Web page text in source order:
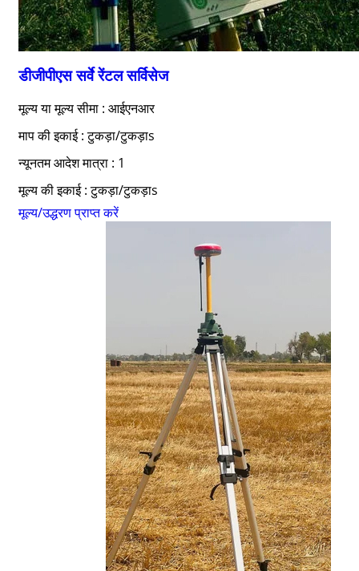
डीजीपीएस सर्वे रेंटल सर्विसेज
मूल्य या मूल्य सीमा : आईएनआर
माप की इकाई : टुकड़ा/टुकड़ाs
न्यूनतम आदेश मात्रा : 1
मूल्य की इकाई : टुकड़ा/टुकड़ाs
मूल्य/उद्धरण प्राप्त करें